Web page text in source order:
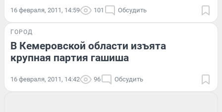
16 февраля, 2011, 14:59 101 Обсудить
ГОРОД
В Кемеровской области изъята
крупная партия гашиша
16 февраля, 2011, 14:42 96 Обсудить